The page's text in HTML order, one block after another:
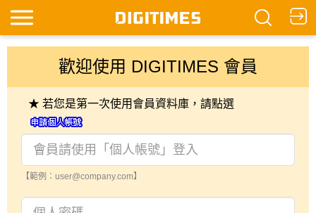
歡迎使用 DIGITIMES 會員
★ 若您是第一次使用會員資料庫，請點選
【範例：user@company.com】